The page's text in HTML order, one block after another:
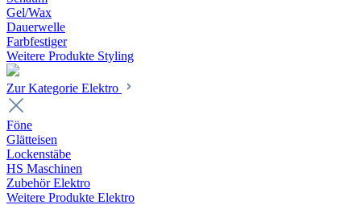
Gel/Wax
Dauerwelle
Farbfestiger
Weitere Produkte Styling
Zur Kategorie Elektro
Föne
Glätteisen
Lockenstäbe
HS Maschinen
Zubehör Elektro
Weitere Produkte Elektro